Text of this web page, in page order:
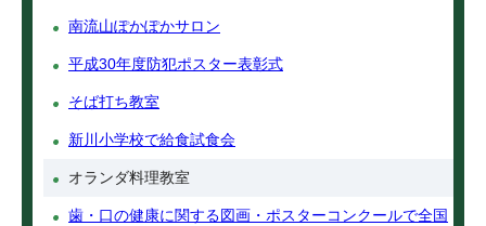
南流山ぽかぽかサロン
平成30年度防犯ポスター表彰式
そば打ち教室
新川小学校で給食試食会
オランダ料理教室
歯・口の健康に関する図画・ポスターコンクールで全国